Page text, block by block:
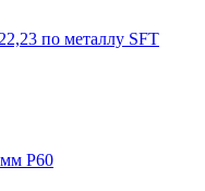
по металлу SFT